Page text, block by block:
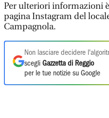
Per ulteriori informazioni
pagina Instagram del
Campagnola.
Non lasciare decidere
scegli Gazzetta di Reggio
per le tue notizie su Google